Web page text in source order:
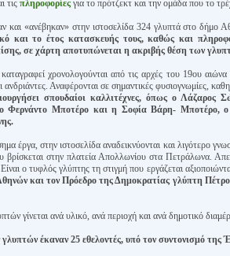
τις πληροφορίες για το πρότζεκτ και την ομάδα που το
και «ανέβηκαν» στην ιστοσελίδα 324 γλυπτά στο δήμο
και το έτος κατασκευής τους, καθώς και
σε χάρτη αποτυπώνεται η ακριβής θέση των
χρονολογούνται από τις αρχές του 19ου
ανδριάντες. Αναφέρονται σε σημαντικές φυσιογνωμίες,
σπουδαίοι καλλιτέχνες, όπως ο
Φερνάντο Μποτέρο και η Σοφία Βάρη- Μποτέρο,
έργα, στην ιστοσελίδα αναδεικνύονται και λιγότερο
βρίσκεται στην πλατεία Απολλωνίου στα Πετράλωνα.
ο τυφλός γλύπτης τη στιγμή που εργάζεται
και τον Πρόεδρο της Δημοκρατίας γλύπτη
γίνεται ανά υλικό, ανά περιοχή και ανά δημοτικό
έκαναν 25 εθελοντές, υπό τον συντονισμό της